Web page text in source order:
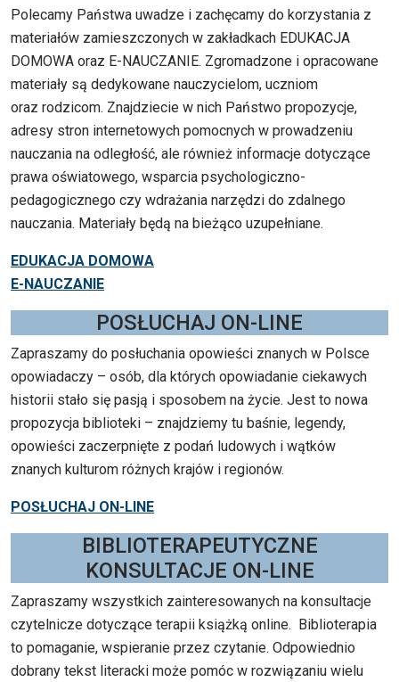
Polecamy Państwa uwadze i zachęcamy do korzystania z
materiałów zamieszczonych w zakładkach EDUKACJA
DOMOWA oraz E-NAUCZANIE. Zgromadzone i opracowane
materiały są dedykowane nauczycielom, uczniom
oraz rodzicom. Znajdziecie w nich Państwo propozycje,
adresy stron internetowych pomocnych w prowadzeniu
nauczania na odległość, ale również informacje dotyczące
prawa oświatowego, wsparcia psychologiczno-
pedagogicznego czy wdrażania narzędzi do zdalnego
nauczania. Materiały będą na bieżąco uzupełniane.
EDUKACJA DOMOWA
E-NAUCZANIE
POSŁUCHAJ ON-LINE
Zapraszamy do posłuchania opowieści znanych w Polsce
opowiadaczy – osób, dla których opowiadanie ciekawych
historii stało się pasją i sposobem na życie. Jest to nowa
propozycja biblioteki – znajdziemy tu baśnie, legendy,
opowieści zaczerpnięte z podań ludowych i wątków
znanych kulturom różnych krajów i regionów.
POSŁUCHAJ ON-LINE
BIBLIOTERAPEUTYCZNE
KONSULTACJE ON-LINE
Zapraszamy wszystkich zainteresowanych na konsultacje
czytelnicze dotyczące terapii książką online. Biblioterapia
to pomaganie, wspieranie przez czytanie. Odpowiednio
dobrany tekst literacki może pomóc w rozwiązaniu wielu